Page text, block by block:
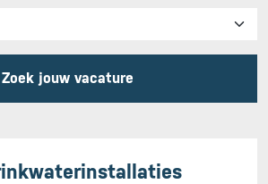
Zoek jouw vacature